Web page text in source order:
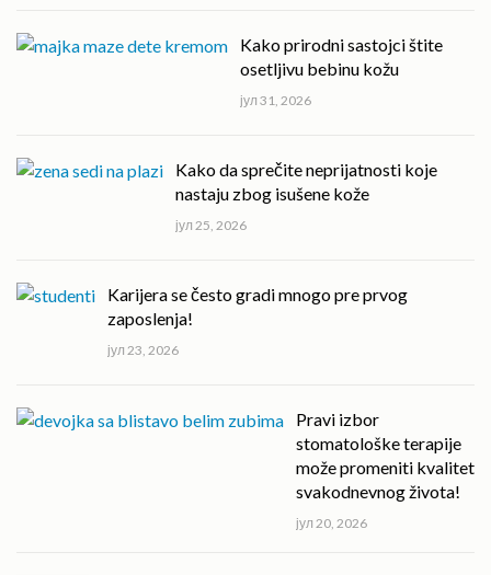
Kako prirodni sastojci štite
osetljivu bebinu kožu
јул 31, 2026
Kako da sprečite neprijatnosti koje
nastaju zbog isušene kože
јул 25, 2026
Karijera se često gradi mnogo pre prvog
zaposlenja!
јул 23, 2026
Pravi izbor
stomatološke terapije
može promeniti kvalitet
svakodnevnog života!
јул 20, 2026